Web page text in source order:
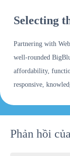
Selecting
Partnering with
well-rounded
affordability,
responsive,
Phản hồi